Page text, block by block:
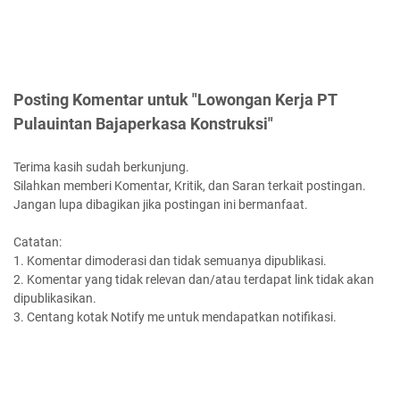
Posting Komentar untuk "Lowongan Kerja PT
Pulauintan Bajaperkasa Konstruksi"
Terima kasih sudah berkunjung.
Silahkan memberi Komentar, Kritik, dan Saran terkait postingan.
Jangan lupa dibagikan jika postingan ini bermanfaat.
Catatan:
1. Komentar dimoderasi dan tidak semuanya dipublikasi.
2. Komentar yang tidak relevan dan/atau terdapat link tidak akan
dipublikasikan.
3. Centang kotak Notify me untuk mendapatkan notifikasi.